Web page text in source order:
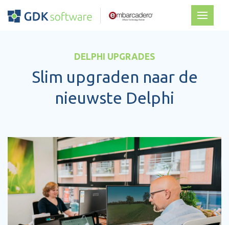
DELPHI UPGRADES
Slim upgraden naar de
nieuwste Delphi